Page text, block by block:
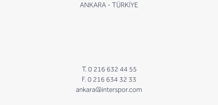
ANKARA - TÜRKİYE
T. 0 216 632 44 55
F. 0 216 634 32 33
ankara@interspor.com